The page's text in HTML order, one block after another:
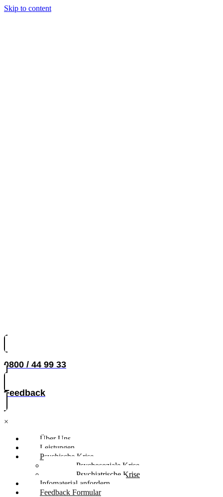
Skip to content
0800 / 44 99 33
Feedback
×
Über Uns
Leistungen
Psychische Krise
Psychosoziale Krise
Psychiatrische Krise
Infomaterial anfordern
Feedback Formular